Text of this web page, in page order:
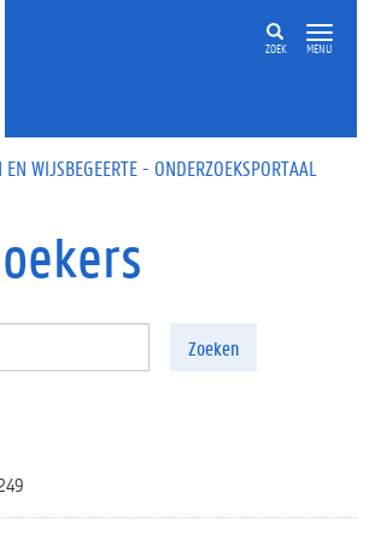
gaan
ZOEK MENU
EN WIJSBEGEERTE - ONDERZOEKSPORTAAL
Zoeken